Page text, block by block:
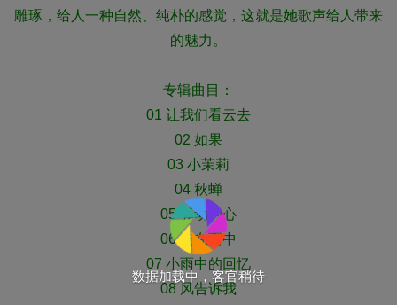
数据加载中，客官稍待
雕琢，给人一种自然、纯朴的感觉，这就是她歌声给人带来
的魅力。
专辑曲目：
01 让我们看云去
02 如果
03 小茉莉
04 秋蝉
05 驿动的心
06 走在雨中
07 小雨中的回忆
08 风告诉我